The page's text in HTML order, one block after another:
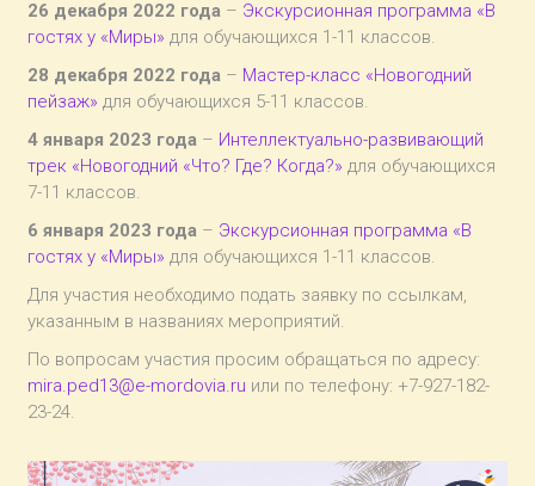
26 декабря 2022 года – Экскурсионная программа «В
гостях у «Миры» для обучающихся 1-11 классов.
28 декабря 2022 года – Мастер-класс «Новогодний
пейзаж» для обучающихся 5-11 классов.
4 января 2023 года – Интеллектуально-развивающий
трек «Новогодний «Что? Где? Когда?» для обучающихся
7-11 классов.
6 января 2023 года – Экскурсионная программа «В
гостях у «Миры» для обучающихся 1-11 классов.
Для участия необходимо подать заявку по ссылкам,
указанным в названиях мероприятий.
По вопросам участия просим обращаться по адресу:
mira.ped13@e-mordovia.ru или по телефону: +7-927-182-
23-24.